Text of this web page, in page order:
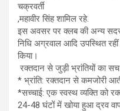
चक्रवर्ती
,महावीर सिंह शामिल रहे.
इस अवसर पर क्लब की अन्य
निधि अग्रवाल आदि उपस्थित
किया।
रक्तदान से जुड़ी भ्रांतियों का सच:
* भ्रांति: रक्तदान से कमजोरी
*सच्चाई: एक स्वस्थ व्यक्ति को
24-48 घंटों में खोया हुआ द्रव